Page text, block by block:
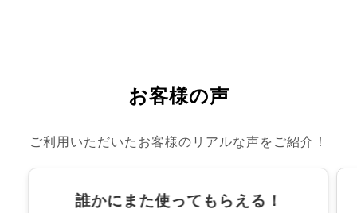
お客様の声
ご利用いただいたお客様のリアルな声をご紹介！
誰かにまた使ってもらえる！